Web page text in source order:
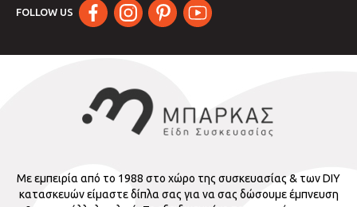
FOLLOW US
Με εμπειρία από το 1988 στο χώρο της συσκευασίας & των DIY
κατασκευών είμαστε δίπλα σας για να σας δώσουμε έμπνευση